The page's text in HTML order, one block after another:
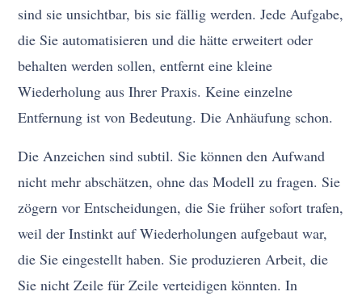
sind sie unsichtbar, bis sie fällig werden. Jede Aufgabe,
die Sie automatisieren und die hätte erweitert oder
behalten werden sollen, entfernt eine kleine
Wiederholung aus Ihrer Praxis. Keine einzelne
Entfernung ist von Bedeutung. Die Anhäufung schon.
Die Anzeichen sind subtil. Sie können den Aufwand
nicht mehr abschätzen, ohne das Modell zu fragen. Sie
zögern vor Entscheidungen, die Sie früher sofort trafen,
weil der Instinkt auf Wiederholungen aufgebaut war,
die Sie eingestellt haben. Sie produzieren Arbeit, die
Sie nicht Zeile für Zeile verteidigen könnten. In